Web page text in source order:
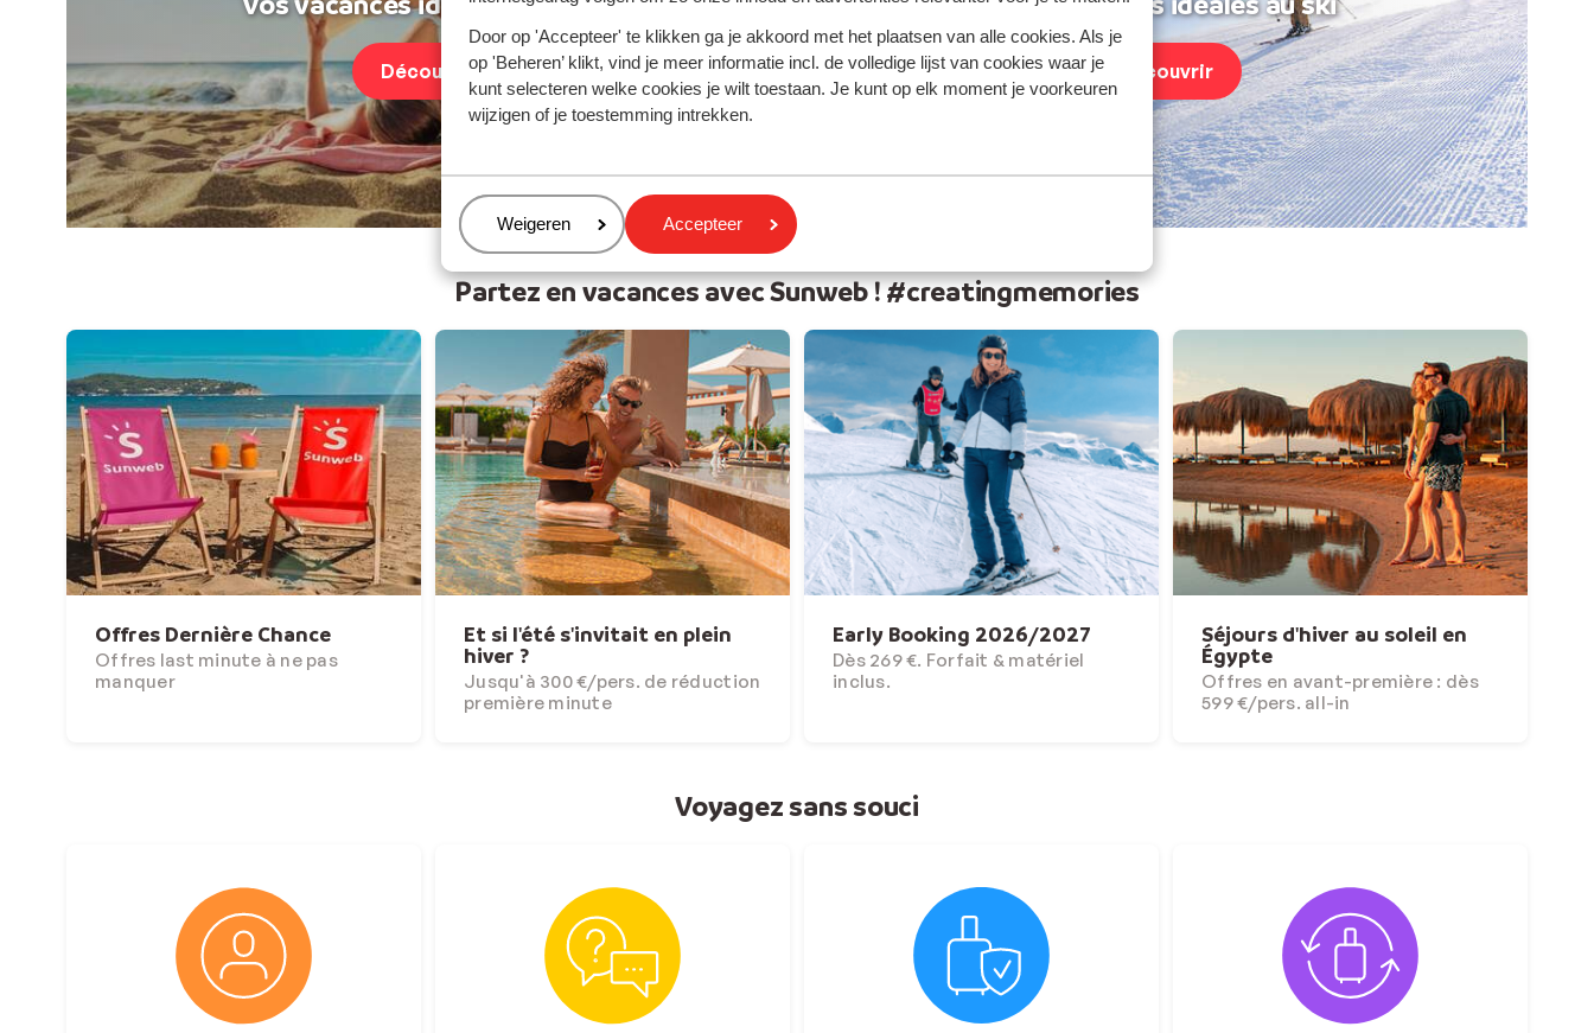
Door op 'Accepteer' te klikken ga je akkoord met het plaatsen van alle cookies. Als je
op 'Beheren’ klikt, vind je meer informatie incl. de volledige lijst van cookies waar je
kunt selecteren welke cookies je wilt toestaan. Je kunt op elk moment je voorkeuren
wijzigen of je toestemming intrekken.
Beheren
Weigeren Accepteer
Découvrir Découvrir
Partez en vacances avec Sunweb ! #creatingmemories
Offres Dernière Chance
Offres last minute à ne pas
manquer
Et si l'été s'invitait en plein
hiver ?
Jusqu'à 300 €/pers. de réduction
première minute
Early Booking 2026/2027
Dès 269 €. Forfait & matériel
inclus.
Séjours d'hiver au soleil en
Égypte
Offres en avant-première : dès
599 €/pers. all-in
Voyagez sans souci